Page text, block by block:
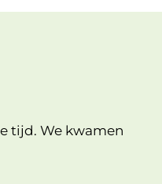
tijd. We kwamen